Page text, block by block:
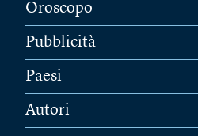
Oroscopo
Pubblicità
Paesi
Autori